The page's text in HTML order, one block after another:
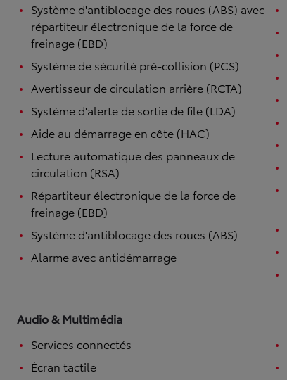
Système d'antiblocage des roues (ABS) avec
répartiteur électronique de la force de
freinage (EBD)
Système de sécurité pré-collision (PCS)
Avertisseur de circulation arrière (RCTA)
Système d'alerte de sortie de file (LDA)
Aide au démarrage en côte (HAC)
Lecture automatique des panneaux de
circulation (RSA)
Répartiteur électronique de la force de
freinage (EBD)
Système d'antiblocage des roues (ABS)
Alarme avec antidémarrage
Audio & Multimédia
Services connectés
Écran tactile